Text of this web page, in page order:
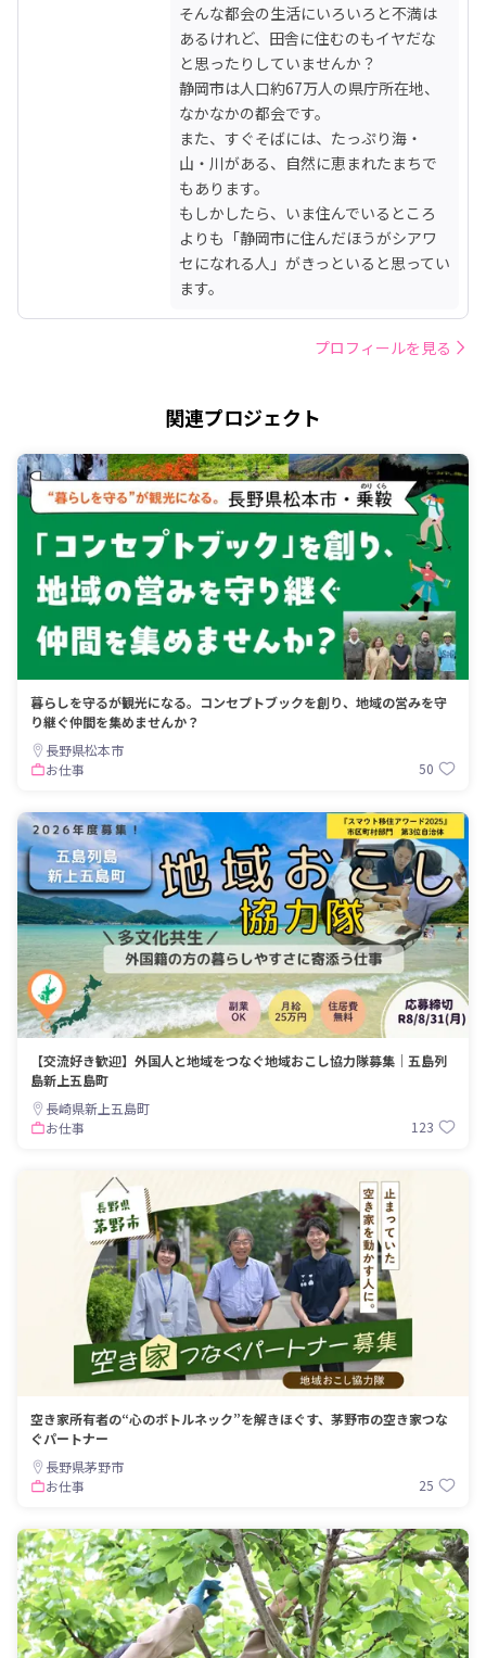
そんな都会の生活にいろいろと不満は
あるけれど、田舎に住むのもイヤだな
と思ったりしていませんか？
静岡市は人口約67万人の県庁所在地、
なかなかの都会です。
また、すぐそばには、たっぷり海・
山・川がある、自然に恵まれたまちで
もあります。
もしかしたら、いま住んでいるところ
よりも「静岡市に住んだほうがシアワ
セになれる人」がきっといると思ってい
ます。
プロフィールを見る
関連プロジェクト
暮らしを守るが観光になる。コンセプトブックを創り、地域の営みを守
り継ぐ仲間を集めませんか？
長野県松本市
お仕事
50
【交流好き歓迎】外国人と地域をつなぐ地域おこし協力隊募集｜五島列
島新上五島町
長崎県新上五島町
お仕事
123
空き家所有者の“心のボトルネック”を解きほぐす、茅野市の空き家つな
ぐパートナー
長野県茅野市
お仕事
25